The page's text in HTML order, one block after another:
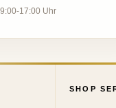
17:00 Uhr
SHOP